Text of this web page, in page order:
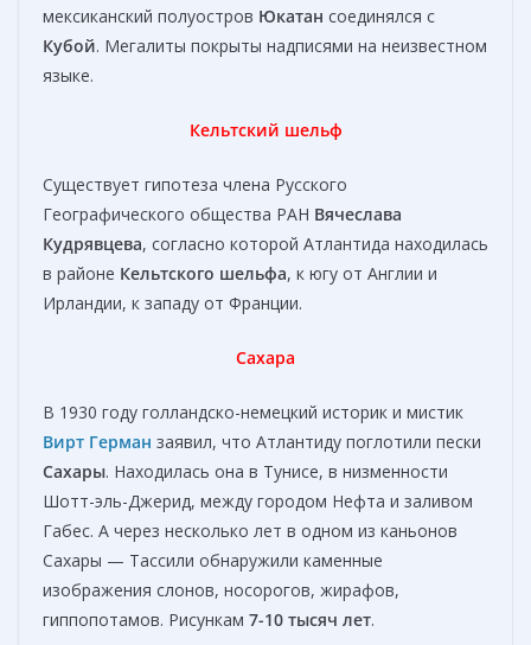
мексиканский полуостров Юкатан соединялся с
Кубой. Мегалиты покрыты надписями на неизвестном
языке.
Кельтский шельф
Существует гипотеза члена Русского
Географического общества РАН Вячеслава
Кудрявцева, согласно которой Атлантида находилась
в районе Кельтского шельфа, к югу от Англии и
Ирландии, к западу от Франции.
Сахара
В 1930 году голландско-немецкий историк и мистик
Вирт Герман заявил, что Атлантиду поглотили пески
Сахары. Находилась она в Тунисе, в низменности
Шотт-эль-Джерид, между городом Нефта и заливом
Габес. А через несколько лет в одном из каньонов
Сахары — Тассили обнаружили каменные
изображения слонов, носорогов, жирафов,
гиппопотамов. Рисункам 7-10 тысяч лет.